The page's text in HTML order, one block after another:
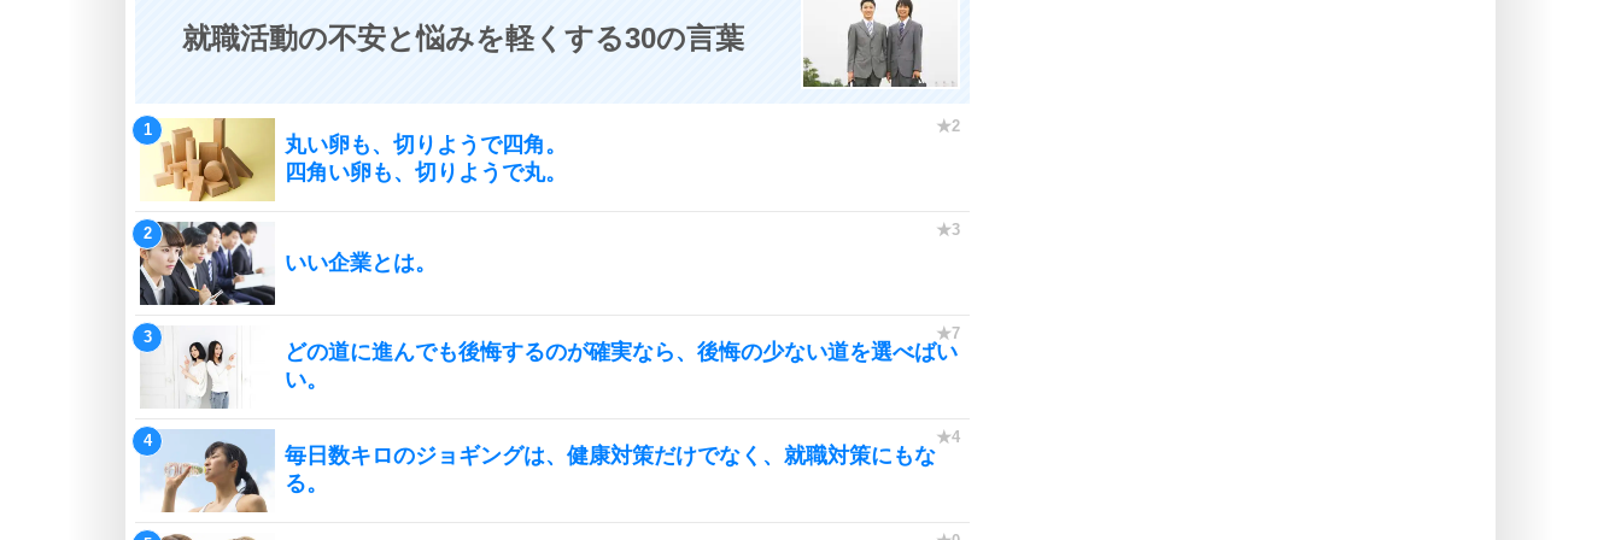
就職活動の不安と悩みを軽くする30の言葉
丸い卵も、切りようで四角。
四角い卵も、切りようで丸。
いい企業とは。
どの道に進んでも後悔するのが確実なら、後悔の少ない道を選べばい
い。
毎日数キロのジョギングは、健康対策だけでなく、就職対策にもな
る。